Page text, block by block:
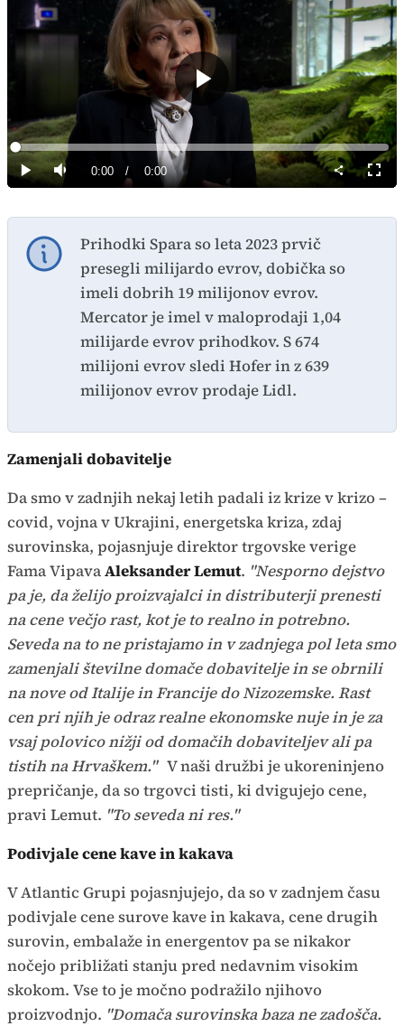
Predvajaj
PredvajajTiho Current
0:00 / Duration
0:00
Loaded:
0%
način
Prihodki Spara so leta 2023 prvič
presegli milijardo evrov, dobička so
imeli dobrih 19 milijonov evrov.
Mercator je imel v maloprodaji 1,04
milijarde evrov prihodkov. S 674
milijoni evrov sledi Hofer in z 639
milijonov evrov prodaje Lidl.
Zamenjali dobavitelje
Da smo v zadnjih nekaj letih padali iz krize v krizo –
covid, vojna v Ukrajini, energetska kriza, zdaj
surovinska, pojasnjuje direktor trgovske verige
Fama VipavaAleksander Lemut. "Nesporno dejstvo
pa je, da želijo proizvajalci in distributerji prenesti
na cene večjo rast, kot je to realno in potrebno.
Seveda na to ne pristajamo in v zadnjega pol leta smo
zamenjali številne domače dobavitelje in se obrnili
na nove od Italije in Francije do Nizozemske. Rast
cen pri njih je odraz realne ekonomske nuje in je za
vsaj polovico nižji od domačih dobaviteljev ali pa
tistih na Hrvaškem." V naši družbi je ukoreninjeno
prepričanje, da so trgovci tisti, ki dvigujejo cene,
pravi Lemut. "To seveda ni res."
Podivjale cene kave in kakava
V Atlantic Grupi pojasnjujejo, da so v zadnjem času
podivjale cene surove kave in kakava, cene drugih
surovin, embalaže in energentov pa se nikakor
nočejo približati stanju pred nedavnim visokim
skokom. Vse to je močno podražilo njihovo
proizvodnjo. "Domača surovinska baza ne zadošča.